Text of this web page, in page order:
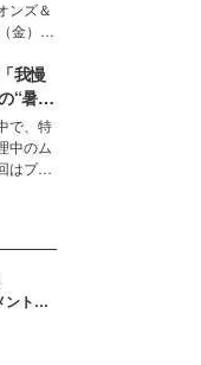
”に感
ンズ＆
金）に
持つモ
別対
か
予想外
トーリ
もらっ
我慢
“暑さ
？
で、特
中のム
はプラ
トー
に過ご
夏の
。
ント